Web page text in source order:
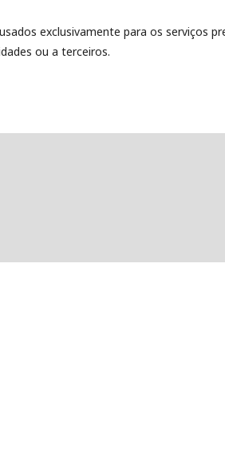
exclusivamente para os serviços
ou a terceiros.